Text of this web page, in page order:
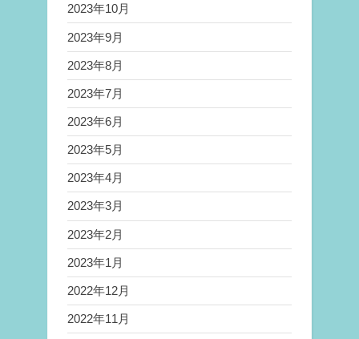
2023年10月
2023年9月
2023年8月
2023年7月
2023年6月
2023年5月
2023年4月
2023年3月
2023年2月
2023年1月
2022年12月
2022年11月